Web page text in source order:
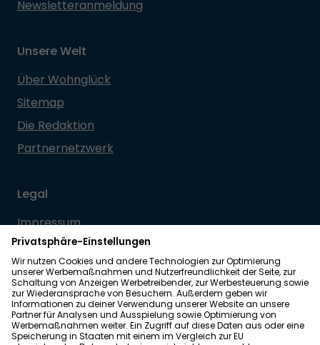
Newsletteranmeldung
Unsere Welt
Über Wohnglück
Sitemap
Die Redaktion
Partnernetzwerk
Legal
Impressum
Datenschutz
Allgemeine Geschäftsbedingungen
Barrierefreiheit